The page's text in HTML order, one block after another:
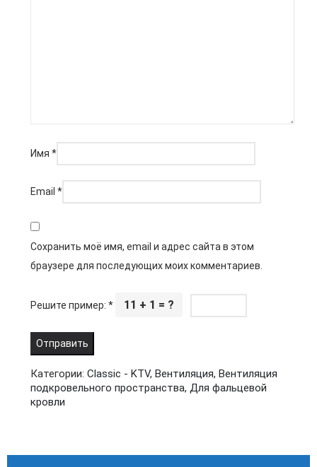
Имя *
Email *
Сохранить моё имя, email и адрес сайта в этом
браузере для последующих моих комментариев.
Решите пример: * 11 + 1 = ?
Категории: Classic - KTV, Вентиляция, Вентиляция
подкровельного пространства, Для фальцевой
кровли